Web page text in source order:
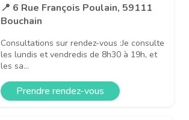
📍 6 Rue François Poulain, 59111
Bouchain
Consultations sur rendez-vous :Je consulte
les lundis et vendredis de 8h30 à 19h, et
les sa...
Prendre rendez-vous